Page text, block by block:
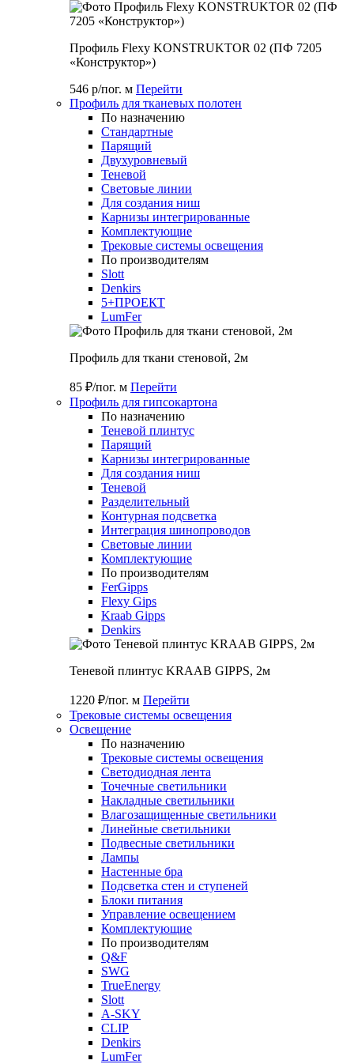
Профиль Flexy KONSTRUKTOR 02 (ПФ 7205
«Конструктор»)
546 р/пог. м Перейти
Профиль для тканевых полотен
По назначению
Стандартные
Парящий
Двухуровневый
Теневой
Световые линии
Для создания ниш
Карнизы интегрированные
Комплектующие
Трековые системы освещения
По производителям
Slott
Denkirs
5+ПРОЕКТ
LumFer
Профиль для ткани стеновой, 2м
85 ₽/пог. м Перейти
Профиль для гипсокартона
По назначению
Теневой плинтус
Парящий
Карнизы интегрированные
Для создания ниш
Теневой
Разделительный
Контурная подсветка
Интеграция шинопроводов
Световые линии
Комплектующие
По производителям
FerGipps
Flexy Gips
Kraab Gipps
Denkirs
Теневой плинтус KRAAB GIPPS, 2м
1220 ₽/пог. м Перейти
Трековые системы освещения
Освещение
По назначению
Трековые системы освещения
Светодиодная лента
Точечные светильники
Накладные светильники
Влагозащищенные светильники
Линейные светильники
Подвесные светильники
Лампы
Настенные бра
Подсветка стен и ступеней
Блоки питания
Управление освещением
Комплектующие
По производителям
Q&F
SWG
TrueEnergy
Slott
A-SKY
CLIP
Denkirs
LumFer